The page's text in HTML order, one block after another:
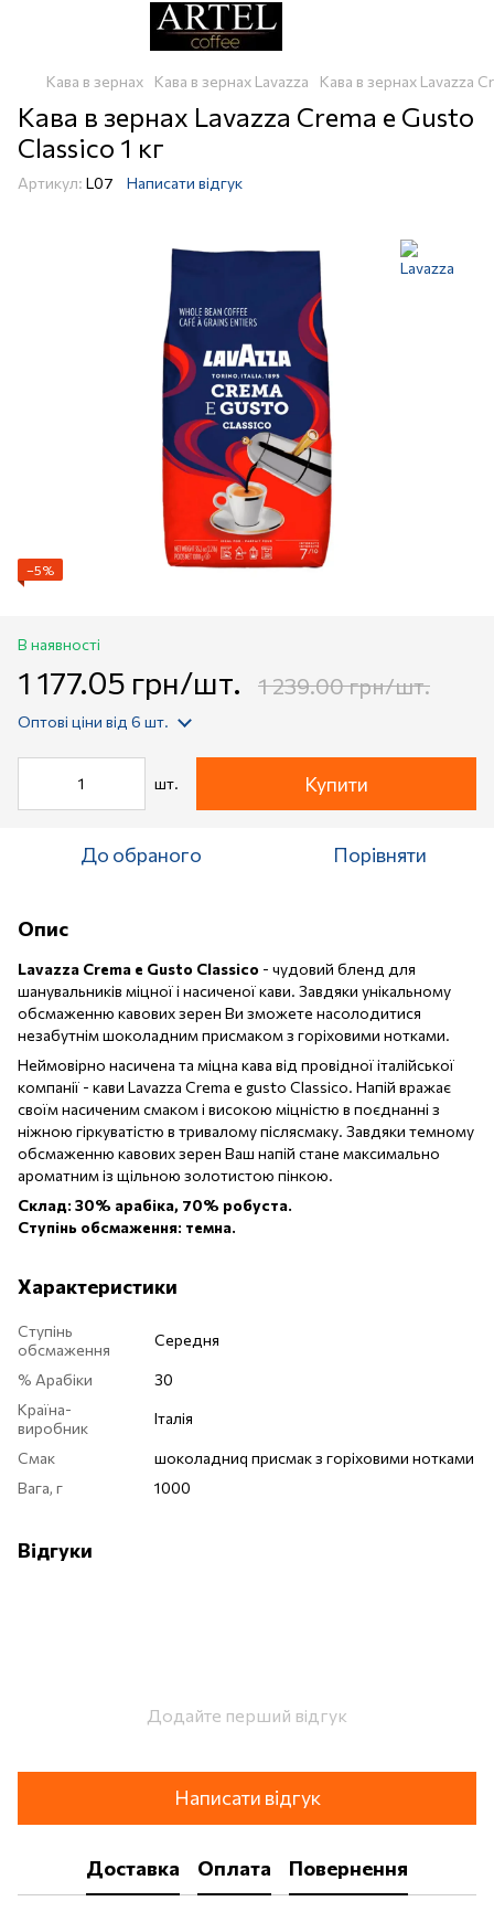
Кава в зернах Кава в зернах Lavazza Кава в зернах Lavazza
Кава в зернах Lavazza Crema e Gusto
Classico 1 кг
Артикул: L07 Написати відгук
−5%
В наявності
1 177.05 грн/шт. 1 239.00 грн/шт.
Оптові ціни від 6 шт.
шт. Купити
До обраного Порівняти
Опис
Lavazza Crema e Gusto Classico - чудовий бленд для
шанувальників міцної і насиченої кави. Завдяки унікальному
обсмаженню кавових зерен Ви зможете насолодитися
незабутнім шоколадним присмаком з горіховими нотками.
Неймовірно насичена та міцна кава від провідної італійської
компанії - кави Lavazza Crema e gusto Classico. Напій вражає
своїм насиченим смаком і високою міцністю в поєднанні з
ніжною гіркуватістю в тривалому післясмаку. Завдяки темному
обсмаженню кавових зерен Ваш напій стане максимально
ароматним із щільною золотистою пінкою.
Склад: 30% арабіка, 70% робуста.
Ступінь обсмаження: темна.
Характеристики
Ступінь
обсмаження
Середня
% Арабіки
30
Країна-
виробник
Італія
Смак
шоколадниq присмак з горіховими нотками
Вага, г
1000
Відгуки
Додайте перший відгук
Написати відгук
Доставка Оплата Повернення